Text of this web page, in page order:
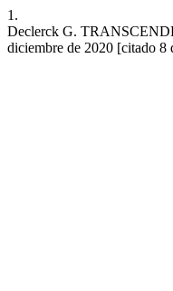
1.
Declerck G.
diciembre de 2020 [citado